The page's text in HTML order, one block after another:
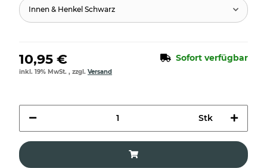
Innen & Henkel Schwarz
10,95 € Sofort verfügbar
inkl. 19% MwSt. , zzgl. Versand
Stk